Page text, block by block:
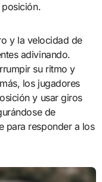
posición.
y la velocidad de
adivinando.
su ritmo y
los jugadores
y usar giros
de
para responder a los